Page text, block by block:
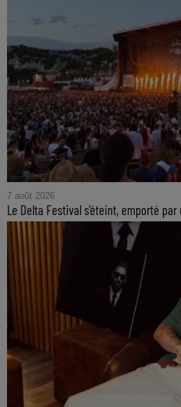
7 août 2026
Le Delta Festival s'éteint, emporté